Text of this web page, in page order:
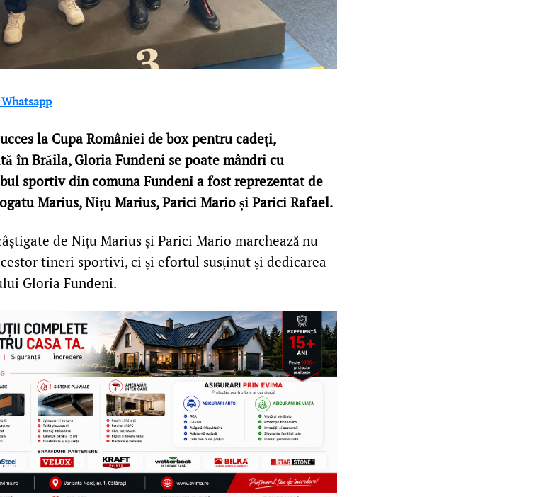
la Cupa României de box pentru cadeți,
în Brăila, Gloria Fundeni se poate mândri cu
sportiv din comuna Fundeni a fost reprezentat de
Marius, Nițu Marius, Parici Mario și Parici Rafael.
de Nițu Marius și Parici Mario marchează nu
tineri sportivi, ci și efortul susținut și dedicarea
Gloria Fundeni.